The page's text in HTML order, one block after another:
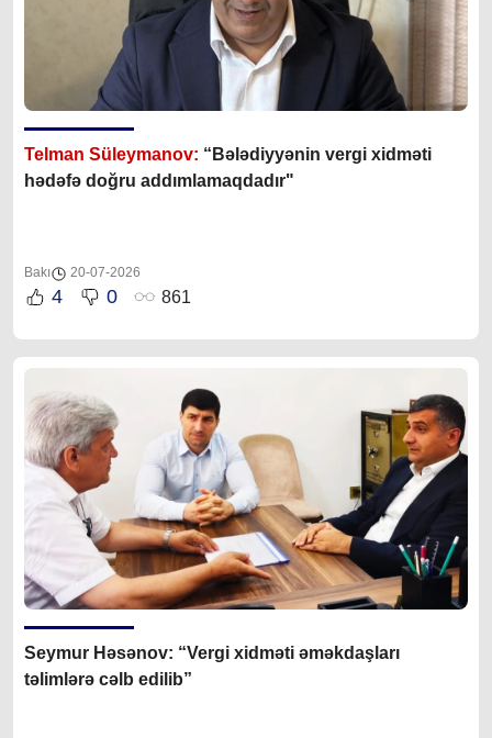
Telman Süleymanov: “Bələdiyyənin vergi xidməti
hədəfə doğru addımlamaqdadır"
Bakı 20-07-2026
4 0 861
Seymur Həsənov: “Vergi xidməti əməkdaşları
təlimlərə cəlb edilib”